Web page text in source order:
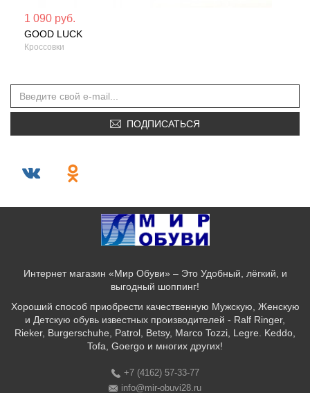
1 090 руб.
GOOD LUCK
Кроссовки
ПОДПИСАТЬСЯ
Интернет магазин «Мир Обуви» – Это Удобный, лёгкий, и
выгодный шоппинг!
Хороший способ приобрести качественную Мужскую, Женскую
и Детскую обувь известных производителей - Ralf Ringer,
Rieker, Burgerschuhe, Patrol, Betsy, Marco Tozzi, Legre. Keddo,
Tofa, Goergo и многих других!
+7 (4162) 57-33-77
info@mir-obuvi28.ru